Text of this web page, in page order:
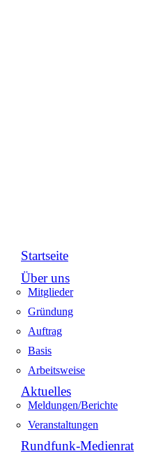
Startseite
Über uns
Mitglieder
Gründung
Auftrag
Basis
Arbeitsweise
Aktuelles
Meldungen/Berichte
Veranstaltungen
Rundfunk-Medienrat